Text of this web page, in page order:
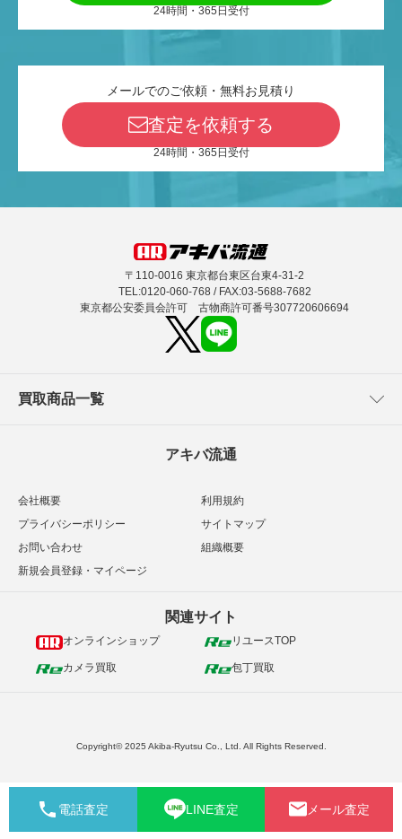
24時間・365日受付
メールでのご依頼・無料お見積り
査定を依頼する
24時間・365日受付
〒110-0016 東京都台東区台東4-31-2
TEL:0120-060-768 / FAX:03-5688-7682
東京都公安委員会許可 古物商許可番号307720606694
買取商品一覧
アキバ流通
会社概要
利用規約
プライバシーポリシー
サイトマップ
お問い合わせ
組織概要
新規会員登録・マイページ
関連サイト
オンラインショップ リユースTOP
カメラ買取 包丁買取
Copyright© 2025 Akiba-Ryutsu Co., Ltd. All Rights Reserved.
電話査定 LINE査定 メール査定